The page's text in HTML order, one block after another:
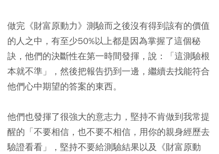
做完《財富原動力》測驗而之後沒有得到該有的價值
的人之中，有至少50%以上都是因為掌握了這個秘
訣，他們的決斷性在第一時間發揮，說：「這測驗根
本就不準」，然後把報告扔到一邊，繼續去找能符合
他們心中期望的答案的東西。
他們也發揮了很強大的意志力，堅持不肯做到我常提
醒的「不要相信，也不要不相信，用你的親身經歷去
驗證看看」，堅持不要給測驗結果以及《財富原動